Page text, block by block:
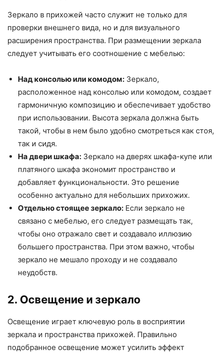
Зеркало в прихожей часто служит не только для
проверки внешнего вида, но и для визуального
расширения пространства. При размещении зеркала
следует учитывать его соотношение с мебелью:
Над консолью или комодом: Зеркало,
расположенное над консолью или комодом, создает
гармоничную композицию и обеспечивает удобство
при использовании. Высота зеркала должна быть
такой, чтобы в нем было удобно смотреться как стоя,
так и сидя.
На двери шкафа: Зеркало на дверях шкафа-купе или
платяного шкафа экономит пространство и
добавляет функциональности. Это решение
особенно актуально для небольших прихожих.
Отдельно стоящее зеркало: Если зеркало не
связано с мебелью, его следует размещать так,
чтобы оно отражало свет и создавало иллюзию
большего пространства. При этом важно, чтобы
зеркало не мешало проходу и не создавало
неудобств.
2. Освещение и зеркало
Освещение играет ключевую роль в восприятии
зеркала и пространства прихожей. Правильно
подобранное освещение может усилить эффект